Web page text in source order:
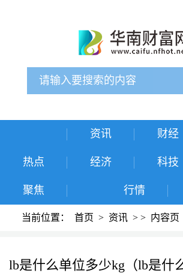
资讯 财经
热点 经济 科技
聚焦 行情
当前位置： 首页 > 资讯 > > 内容页
lb是什么单位多少kg（lb是什